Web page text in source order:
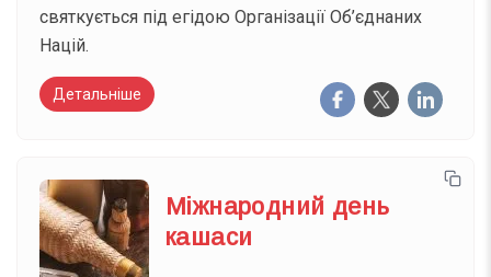
святкується під егідою Організації Об’єднаних
Націй.
Детальніше
Міжнародний день
кашаси